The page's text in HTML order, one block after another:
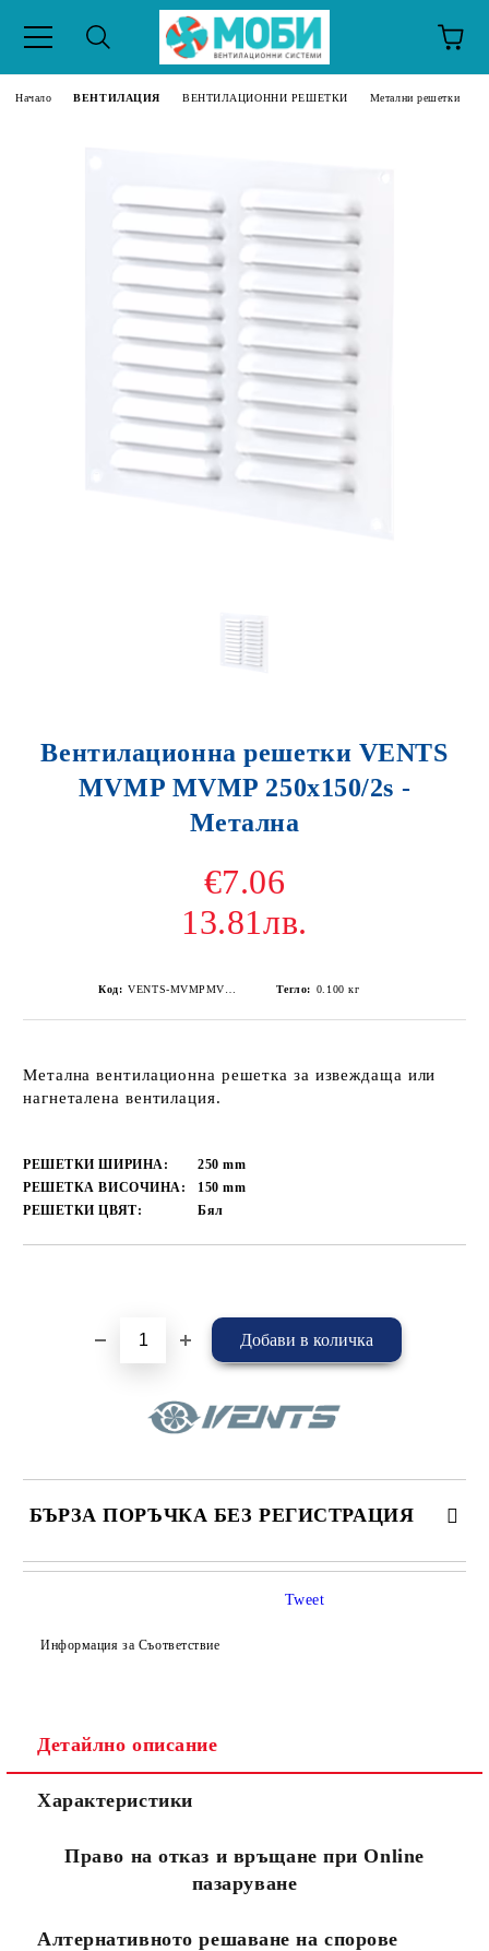
Начало ВЕНТИЛАЦИЯ ВЕНТИЛАЦИОННИ РЕШЕТКИ Метални решетки
Вентилационна решетки VENTS
MVMP MVMP 250х150/2s -
Метална
€7.06
13.81лв.
Код: Тегло: 0.100 кг
Метална вентилационна решетка за извеждаща или
нагнеталена вентилация.
РЕШЕТКИ ШИРИНА: 250mm
РЕШЕТКА ВИСОЧИНА:
150mm
РЕШЕТКИ ЦВЯТ:
Бял
БЪРЗА ПОРЪЧКА БЕЗ РЕГИСТРАЦИЯ
САМО ПОПЪЛНЕТЕ 4 ПОЛЕТА
Съгласен съм сПолитиката за лични данни
Ние ще се свържем с вас в рамките на работния ден.
Информация за Съответствие
Tweet
Детайлно описание
Характеристики
Право на отказ и връщане при Online
пазаруване
Алтернативното решаване на спорове